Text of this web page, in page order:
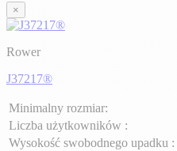
×
Rower
J37217®
Minimalny rozmiar:
Liczba użytkowników :
Wysokość swobodnego upadku :